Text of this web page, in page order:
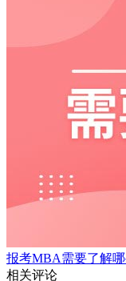
报考MBA需要了解哪